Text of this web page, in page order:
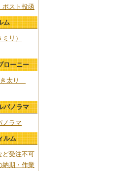
ポスト投函
ム
リ）
ローニー
き太り
パノラマ
ノラマ
ルム
ど受注不可
納期・作業